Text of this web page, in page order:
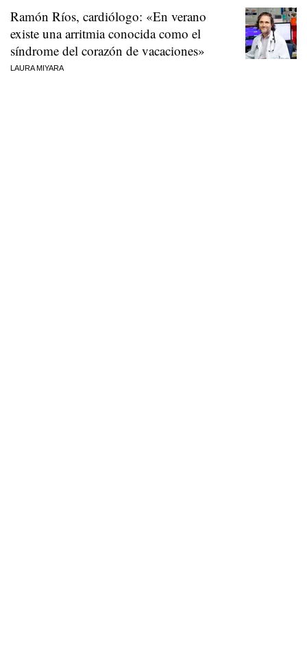
Ramón Ríos, cardiólogo: «En verano
existe una arritmia conocida como el
síndrome del corazón de vacaciones»
LAURA MIYARA